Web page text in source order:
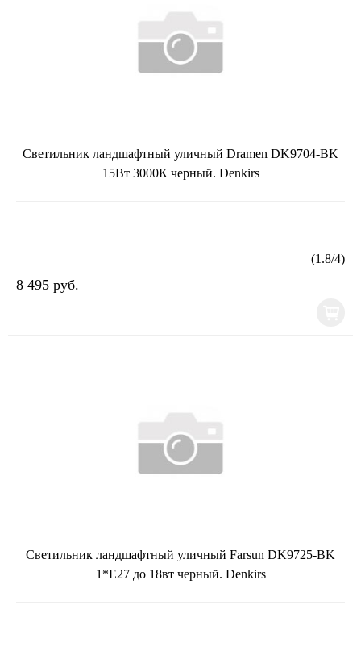
Светильник ландшафтный уличный Dramen DK9704-BK
15Вт 3000К черный. Denkirs
(1.8/4)
8 495 руб.
Светильник ландшафтный уличный Farsun DK9725-BK
1*E27 до 18вт черный. Denkirs